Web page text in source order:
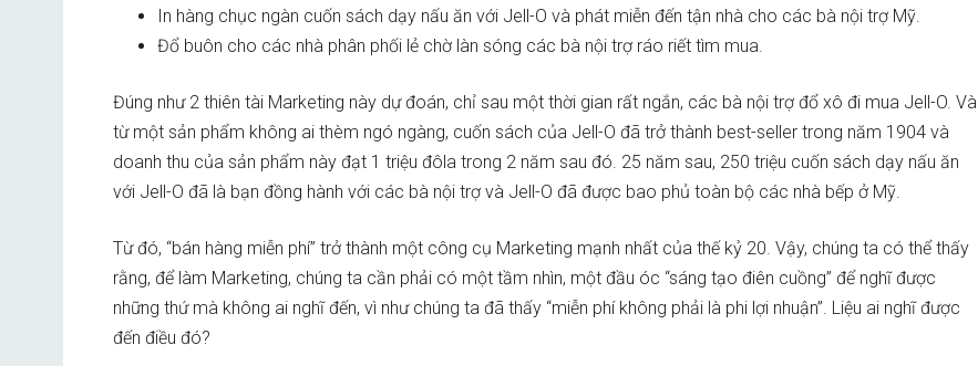
In hàng chục ngàn cuốn sách dạy nấu ăn với Jell-O và phát miễn đến tận nhà cho các bà nội trợ Mỹ.
Đổ buôn cho các nhà phân phối lẻ chờ làn sóng các bà nội trợ ráo riết tìm mua.
Đúng như 2 thiên tài Marketing này dự đoán, chỉ sau một thời gian rất ngắn, các bà nội trợ đổ xô đi mua Jell-O. Và
từ một sản phẩm không ai thèm ngó ngàng, cuốn sách của Jell-O đã trở thành best-seller trong năm 1904 và
doanh thu của sản phẩm này đạt 1 triệu đôla trong 2 năm sau đó. 25 năm sau, 250 triệu cuốn sách dạy nấu ăn
với Jell-O đã là bạn đồng hành với các bà nội trợ và Jell-O đã được bao phủ toàn bộ các nhà bếp ở Mỹ.
Từ đó, “bán hàng miễn phí” trở thành một công cụ Marketing mạnh nhất của thế kỷ 20. Vậy, chúng ta có thể thấy
rằng, để làm Marketing, chúng ta cần phải có một tầm nhìn, một đầu óc “sáng tạo điên cuồng” để nghĩ được
những thứ mà không ai nghĩ đến, vì như chúng ta đã thấy “miễn phí không phải là phi lợi nhuận”. Liệu ai nghĩ được
đến điều đó?